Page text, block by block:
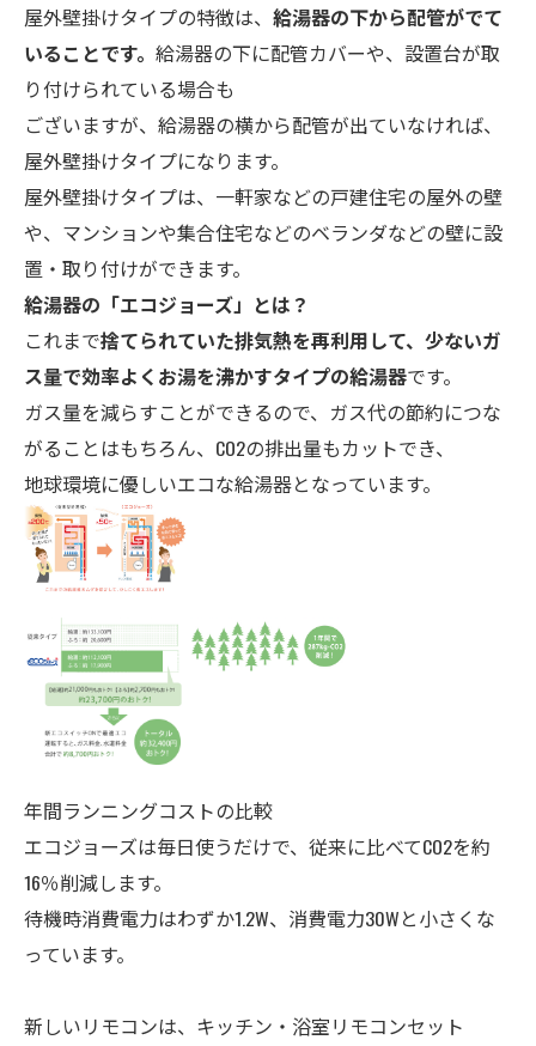
屋外壁掛けタイプの特徴は、 給湯器の下から配管がでて
いることです。 給湯器の下に配管カバーや、設置台が取
り付けられている場合も
ございますが、給湯器の横から配管が出ていなければ、
屋外壁掛けタイプになります。
屋外壁掛けタイプは、一軒家などの戸建住宅の屋外の壁
や、マンションや集合住宅などのベランダなどの壁に設
置・取り付けができます。
給湯器の「エコジョーズ」とは？
これまで捨てられていた排気熱を再利用して、少ないガ
ス量で効率よくお湯を沸かすタイプの給湯器です。
ガス量を減らすことができるので、ガス代の節約につな
がることはもちろん、CO2の排出量もカットでき、
地球環境に優しいエコな給湯器となっています。
年間ランニングコストの比較
エコジョーズは毎日使うだけで、従来に比べてCO2を約
16％削減します。
待機時消費電力はわずか1.2W、消費電力30Wと小さくな
っています。
新しいリモコンは、キッチン・ 浴室リモコンセット